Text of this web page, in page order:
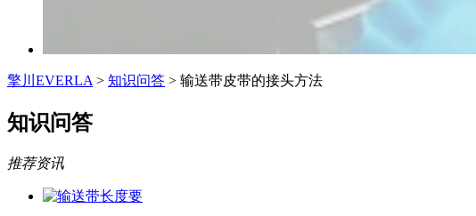
擎川EVERLA > 知识问答 > 输送带皮带的接头方法
知识问答
推荐资讯